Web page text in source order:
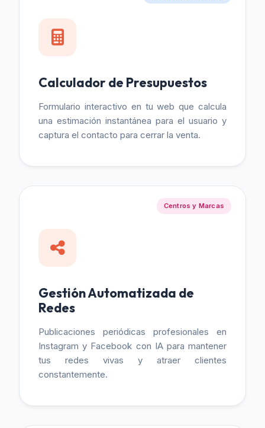
Calculador de Presupuestos
Formulario interactivo en tu web que calcula
una estimación instantánea para el usuario y
captura el contacto para cerrar la venta.
Centros y Marcas
Gestión Automatizada de
Redes
Publicaciones periódicas profesionales en
Instagram y Facebook con IA para mantener
tus redes vivas y atraer clientes
constantemente.